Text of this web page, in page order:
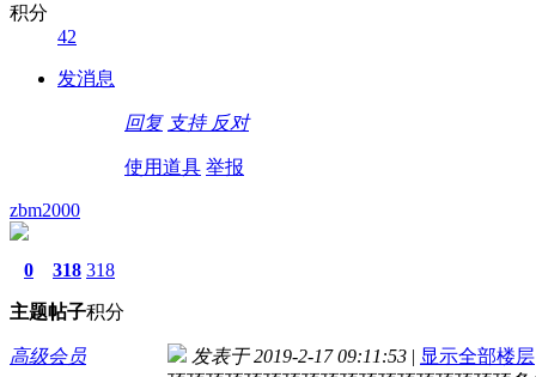
积分
42
发消息
回复 支持 反对
使用道具 举报
zbm2000
0
主题
318
帖子
318
积分
高级会员 发表于 2019-2-17 09:11:53 | 显示全部楼层